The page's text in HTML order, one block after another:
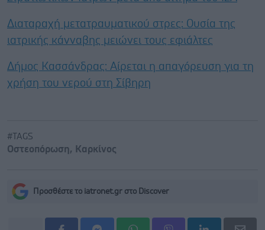
Διαταραχή μετατραυματικού στρες: Ουσία της
ιατρικής κάνναβης μειώνει τους εφιάλτες
Δήμος Κασσάνδρας: Αίρεται η απαγόρευση για τη
χρήση του νερού στη Σίβηρη
#TAGS
Οστεοπόρωση, Καρκίνος
Προσθέστε το iatronet.gr στο Discover